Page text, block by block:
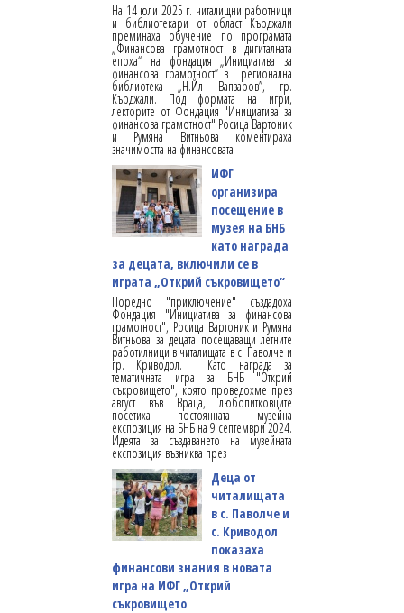
На 14 юли 2025 г. читалищни работници
и библиотекари от област Кърджали
преминаха обучение по програмата
„Финансова грамотност в дигиталната
епоха“ на фондация „Инициатива за
финансова грамотност“ в регионална
библиотека „Н.Йл Вапзаров”, гр.
Кърджали. Под формата на игри,
лекторите от Фондация "Инициатива за
финансова грамотност" Росица Вартоник
и Румяна Витньова коментираха
значимостта на финансовата
ИФГ
организира
посещение в
музея на БНБ
като награда
за децата, включили се в
играта „Открий съкровището“
Поредно "приключение" създадоха
Фондация "Инициатива за финансова
грамотност", Росица Вартоник и Румяна
Витньова за децата посещаващи летните
работилници в читалищата в с. Паволче и
гр. Криводол. Като награда за
тематичната игра за БНБ "Открий
съкровището", която проведохме през
август във Враца, любопитковците
посетиха постоянната музейна
експозиция на БНБ на 9 септември 2024.
Идеята за създаването на музейната
експозиция възниква през
Деца от
читалищата
в с. Паволче и
с. Криводол
показаха
финансови знания в новата
игра на ИФГ „Открий
съкровището